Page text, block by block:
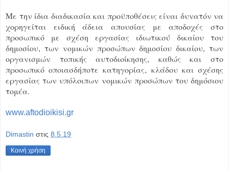
Με την ίδια διαδικασία και προϋποθέσεις είναι δυνατόν να
χορηγείται ειδική άδεια απουσίας με αποδοχές στο
προσωπικό με σχέση εργασίας ιδιωτικού δικαίου του
δημοσίου, των νομικών προσώπων δημοσίου δικαίου, των
οργανισμών τοπικής αυτοδιοίκησης, καθώς και στο
προσωπικό οποιασδήποτε κατηγορίας, κλάδου και σχέσης
εργασίας των υπόλοιπων νομικών προσώπων του δημόσιου
τομέα.
www.aftodioikisi.gr
Dimastin στις 8.5.19
Κοινή χρήση